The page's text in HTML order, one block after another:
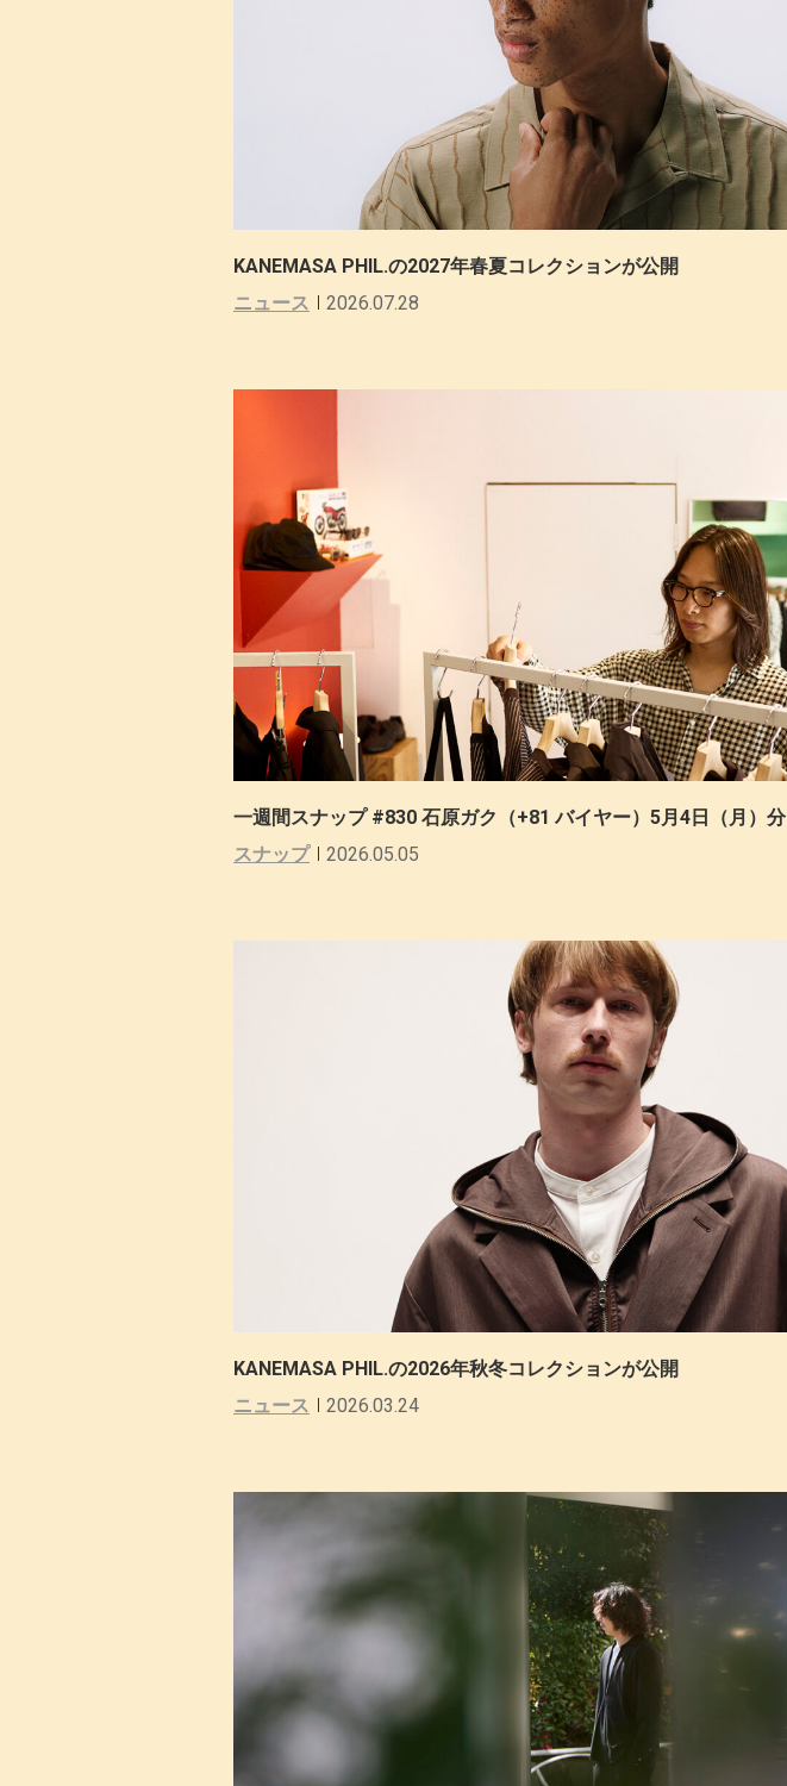
KANEMASA PHIL.の2027年春夏コレクションが公開
ニュース
2026.07.28
一週間スナップ #830 石原ガク（+81 バイヤー）5月4日（月）分
スナップ
2026.05.05
KANEMASA PHIL.の2026年秋冬コレクションが公開
ニュース
2026.03.24